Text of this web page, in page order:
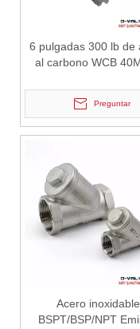
En los sistemas de
6 pulgadas 300 lb de
al carbono WCB
Y
Preguntar
Acero inoxidable
BSPT/BSP/NPT